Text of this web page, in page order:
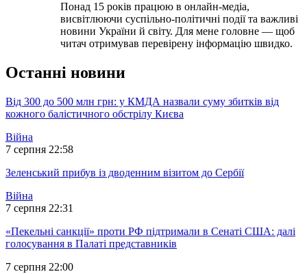
Понад 15 років працюю в онлайн-медіа,
висвітлюючи суспільно-політичні події та важливі
новини України й світу. Для мене головне — щоб
читач отримував перевірену інформацію швидко.
Останні новини
Від 300 до 500 млн грн: у КМДА назвали суму збитків від
кожного балістичного обстрілу Києва
Війна
7 серпня 22:58
Зеленський прибув із дводенним візитом до Сербії
Війна
7 серпня 22:31
«Пекельні санкції» проти РФ підтримали в Сенаті США: далі
голосування в Палаті представників
7 серпня 22:00